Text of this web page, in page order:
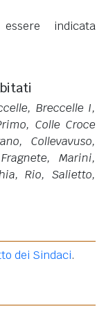
indicata
Breccelle I,
Colle Croce
Collevavuso,
Marini,
Rio, Salietto,
dei Sindaci.